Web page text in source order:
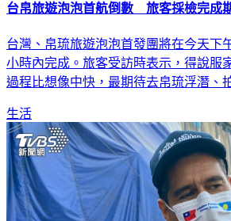
台帛旅遊泡泡首航倒數 旅客採檢完成
台灣、帛琉旅遊泡泡首發團將在今天下
小時內完成。旅客受訪時表示，得說服
過程比想像中快，最期待去帛琉浮潛、
生活